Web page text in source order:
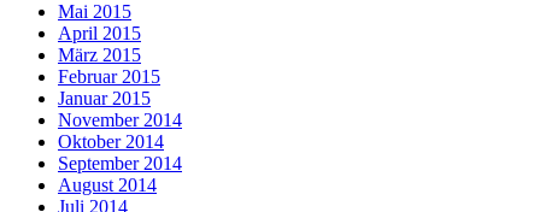
Mai 2015
April 2015
März 2015
Februar 2015
Januar 2015
November 2014
Oktober 2014
September 2014
August 2014
Juli 2014